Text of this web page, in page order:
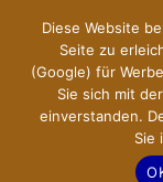
springen
Diese Website
Seite zu
(Google) für
Sie sich mit
einverstanden.
Sie